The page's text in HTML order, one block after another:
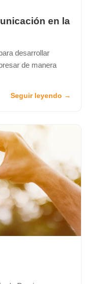
en la
desarrollar
de manera
Seguir leyendo →